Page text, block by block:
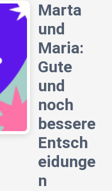
Marta
und
Maria:
Gute
und
noch
bessere
Entsch
eidunge
n